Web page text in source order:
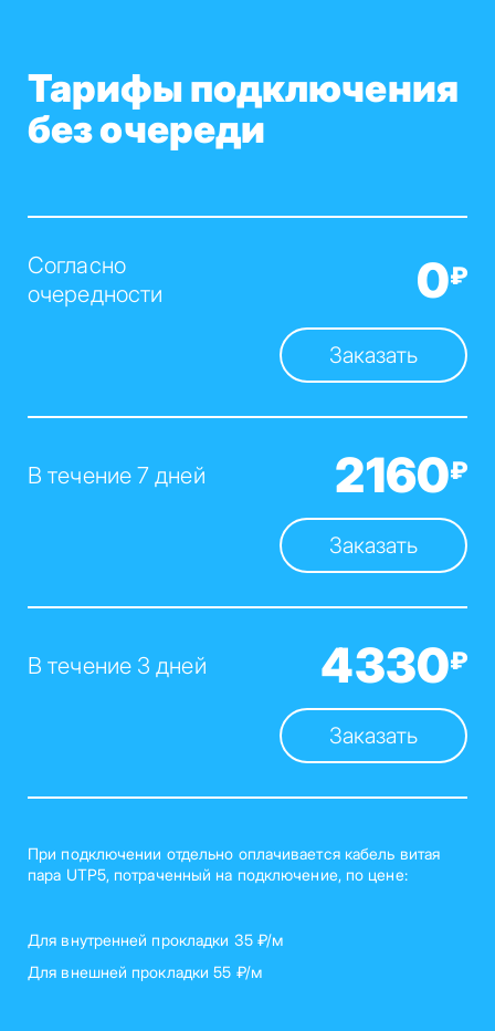
Тарифы подключения
без очереди
Согласно
очередности
0₽
Заказать
В течение 7 дней 2160₽
Заказать
В течение 3 дней 4330₽
Заказать
При подключении отдельно оплачивается кабель витая
пара UTP5, потраченный на подключение, по цене:
Для внутренней прокладки 35 ₽/м
Для внешней прокладки 55 ₽/м